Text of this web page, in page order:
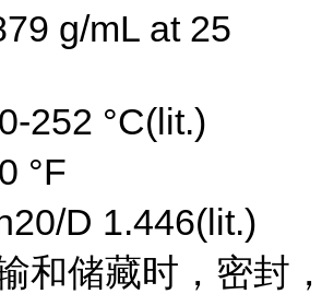
g/mL at 25
252 °C(lit.)
°F
D 1.446(lit.)
和储藏时，密封，